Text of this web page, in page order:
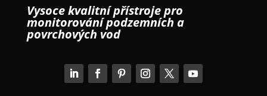
Vysoce kvalitní přístroje pro
monitorování podzemních a
povrchových vod